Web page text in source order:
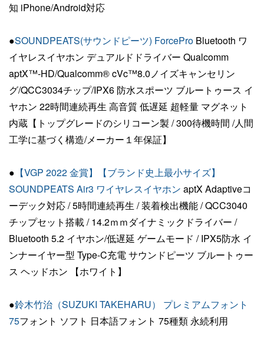
知 iPhone/Android対応
●SOUNDPEATS(サウンドピーツ) ForcePro Bluetooth ワ
イヤレスイヤホン デュアルドドライバー Qualcomm
aptX™-HD/Qualcomm® cVc™8.0ノイズキャンセリン
グ/QCC3034チップ/IPX6 防水スポーツ ブルートゥース イ
ヤホン 22時間連続再生 高音質 低遅延 超軽量 マグネット
内蔵【トップグレードのシリコーン製 / 300待機時間 /人間
工学に基づく構造/メーカー１年保証】
● 【VGP 2022 金賞】【ブランド史上最小サイズ】
SOUNDPEATS Air3 ワイヤレスイヤホン aptX Adaptiveコ
ーデック対応 / 5時間連続再生 / 装着検出機能 / QCC3040
チップセット搭載 / 14.2ｍｍダイナミックドライバー /
Bluetooth 5.2 イヤホン/低遅延 ゲームモード / IPX5防水 イ
ンナーイヤー型 Type-C充電 サウンドピーツ ブルートゥー
ス ヘッドホン 【ホワイト】
●鈴木竹治（SUZUKI TAKEHARU） プレミアムフォント
75フォント ソフト 日本語フォント 75種類 永続利用